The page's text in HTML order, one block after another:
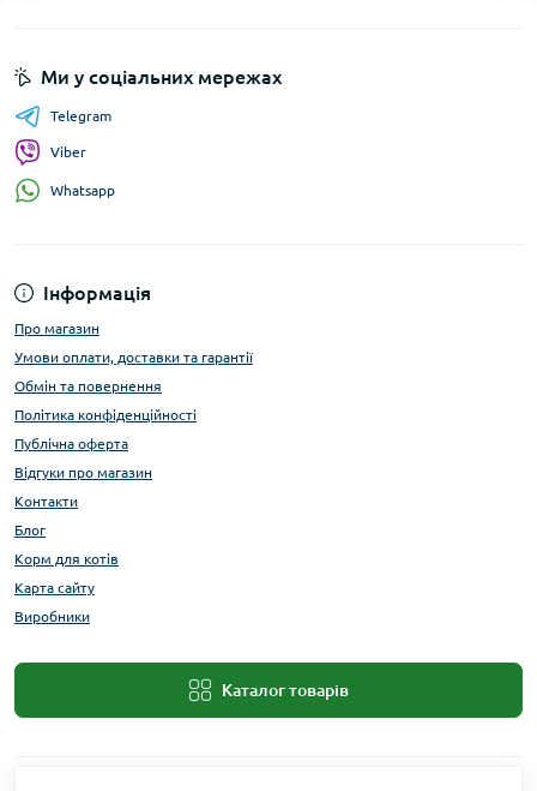
Інформація
Про магазин
Умови оплати, доставки та гарантії
Обмін та повернення
Політика конфіденційності
Публічна оферта
Відгуки про магазин
Контакти
Блог
Корм для котів
Карта сайту
Виробники
Каталог товарів
Ми у соціальних мережах
Telegram
Viber
Whatsapp